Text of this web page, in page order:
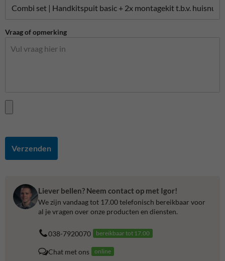
Vraag of opmerking
Verzenden
Liever bellen? Neem contact op met Igor!
We zijn vandaag tot 17.00 telefonisch bereikbaar voor
al je vragen over onze producten en diensten.
038-7920070 bereikbaar tot 17.00
Chat met ons online